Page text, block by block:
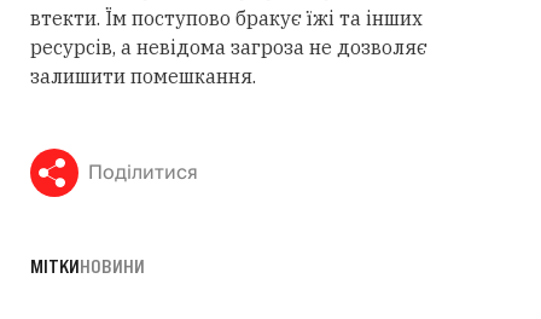
втекти. Їм поступово бракує їжі та інших
ресурсів, а невідома загроза не дозволяє
залишити помешкання.
Поділитися
МІТКИНОВИНИ